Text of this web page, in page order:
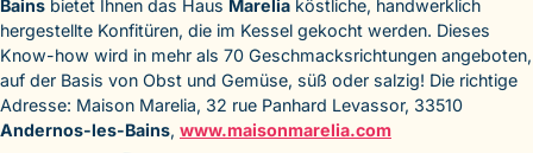
Bains bietet Ihnen das Haus Marelia köstliche, handwerklich
hergestellte Konfitüren, die im Kessel gekocht werden. Dieses
Know-how wird in mehr als 70 Geschmacksrichtungen angeboten,
auf der Basis von Obst und Gemüse, süß oder salzig! Die richtige
Adresse: Maison Marelia, 32 rue Panhard Levassor, 33510
Andernos-les-Bains, www.maisonmarelia.com